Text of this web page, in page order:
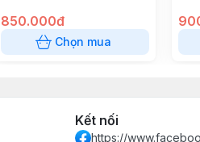
850.000đ
Chọn mua
Kết nối
https://